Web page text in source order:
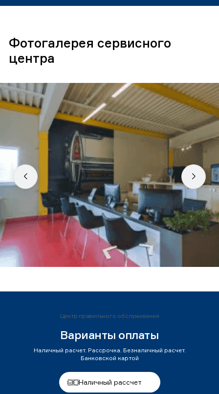
Фотогалерея сервисного
центра
Центр правильного обслуживания
Варианты оплаты
Наличный расчет. Рассрочка. Безналичный расчет.
Банковской картой
Наличный рассчет